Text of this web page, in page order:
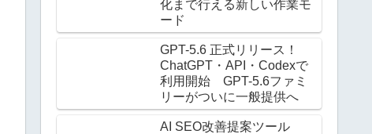
化まで行える新しい作業モ
ード
GPT-5.6 正式リリース！
ChatGPT・API・Codexで
利用開始 GPT-5.6ファミ
リーがついに一般提供へ
AI SEO改善提案ツール